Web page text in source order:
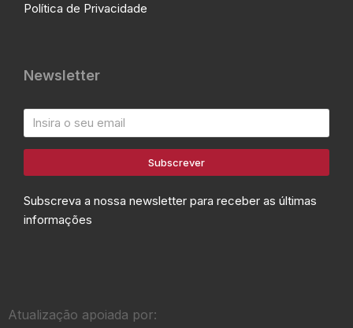
Política de Privacidade
Newsletter
Subscrever
Subscreva a nossa newsletter para receber as últimas
informações
Atualização apoiada por: